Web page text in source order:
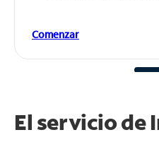
Comenzar
El servicio de